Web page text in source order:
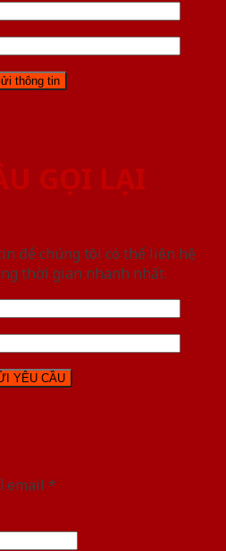
GỌI LẠI
để chúng tôi có thể liên hệ
thời gian nhanh nhất.
email *